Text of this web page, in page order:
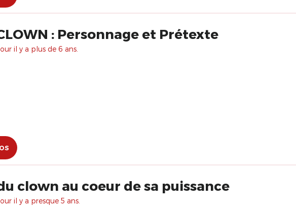
: Personnage et Prétexte
il y a plus de 6 ans.
clown au coeur de sa puissance
il y a presque 5 ans.